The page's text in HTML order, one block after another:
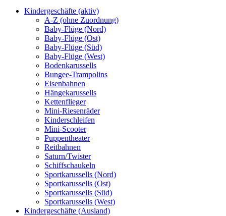
Kindergeschäfte (aktiv)
A-Z (ohne Zuordnung)
Baby-Flüge (Nord)
Baby-Flüge (Ost)
Baby-Flüge (Süd)
Baby-Flüge (West)
Bodenkarussells
Bungee-Trampolins
Eisenbahnen
Hängekarussells
Kettenflieger
Mini-Riesenräder
Kinderschleifen
Mini-Scooter
Puppentheater
Reitbahnen
Saturn/Twister
Schiffschaukeln
Sportkarussells (Nord)
Sportkarussells (Ost)
Sportkarussells (Süd)
Sportkarussells (West)
Kindergeschäfte (Ausland)